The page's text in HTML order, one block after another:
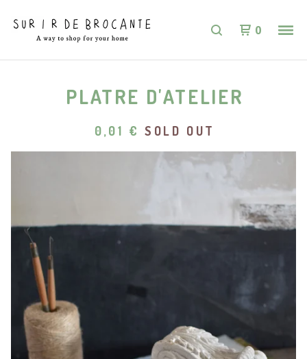
0
PLATRE D'ATELIER
0,01 € SOLD OUT